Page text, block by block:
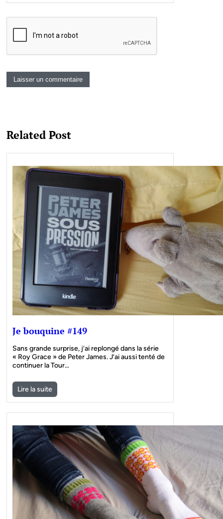
Related Post
Je bouquine #149
Sans grande surprise, j’ai replongé dans la série
« Roy Grace » de Peter James. J’ai aussi tenté de
continuer la Tour…
Lire la suite